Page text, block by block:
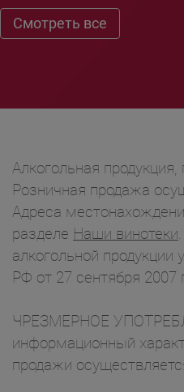
Смотреть все
Алкогольная
Розничная продажа
Адреса
разделе Наши винотеки
алкогольной
РФ от 27 сентября 2007
ЧРЕЗМЕРНОЕ
информационный
продажи